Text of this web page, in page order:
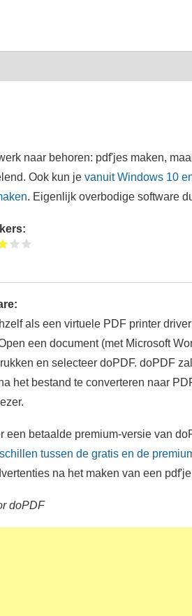
naar behoren: pdf'jes maken,
Ook kun jevanuit Windows 10
. Eigenlijk overbodige software
als een virtuele PDF printer
een document (met Microsoft
en selecteer doPDF. doPDF
het bestand te converteren naar
een betaalde premium-versie van
tussen de gratis en de
na het maken van een
doPDF